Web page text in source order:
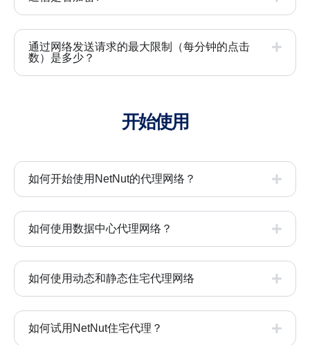
通过网络发送请求的最大限制（每分钟的点击
数）是多少？
开始使用
如何开始使用NetNut的代理网络？
如何使用数据中心代理网络？
如何使用动态和静态住宅代理网络
如何试用NetNut住宅代理？